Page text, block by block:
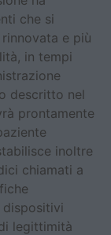
che si
e più
in tempi
descritto nel
prontamente
inoltre
chiamati a
legittimità